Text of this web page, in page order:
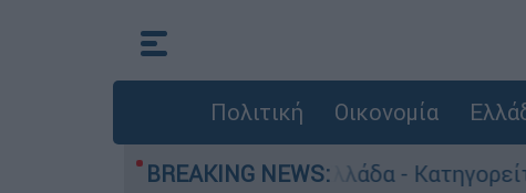
Πολιτική Οικονομία
BREAKING NEWS:
στην Ελλάδα - Κατηγορείται και για